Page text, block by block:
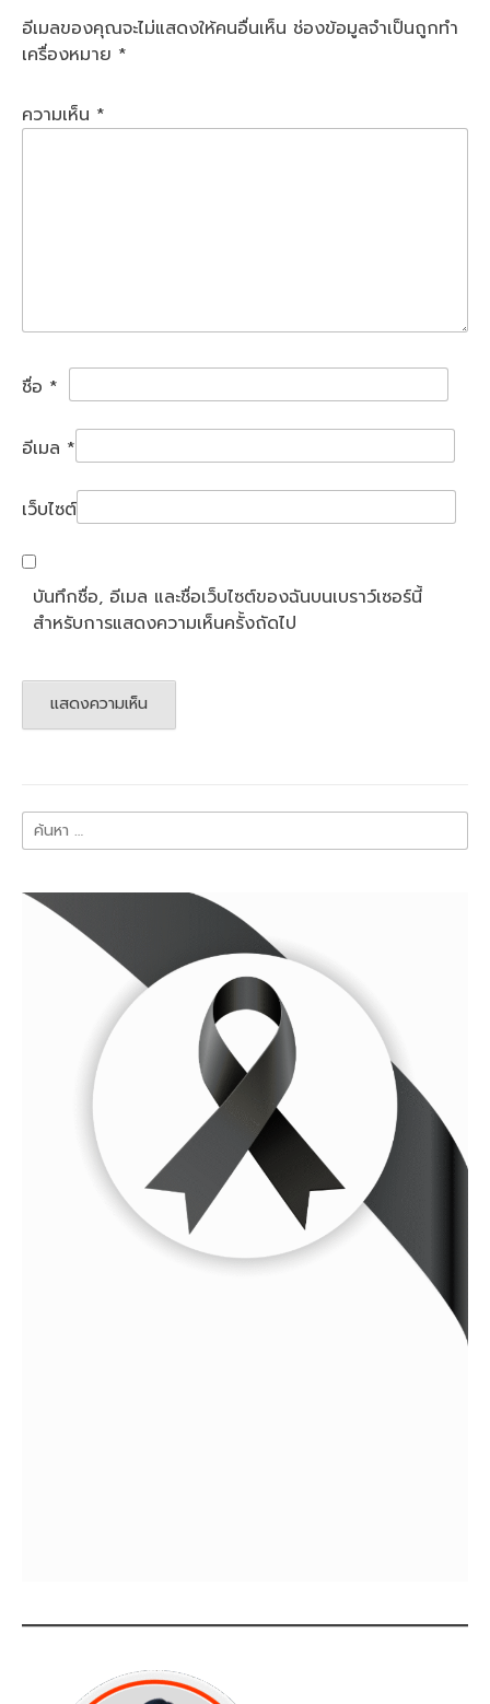
อีเมลของคุณจะไม่แสดงให้คนอื่นเห็น ช่องข้อมูลจำเป็นถูกทำ
เครื่องหมาย *
ความเห็น *
ชื่อ *
อีเมล *
เว็บไซต์
บันทึกชื่อ, อีเมล และชื่อเว็บไซต์ของฉันบนเบราว์เซอร์นี้
สำหรับการแสดงความเห็นครั้งถัดไป
ค้นหา
สำหรับ: